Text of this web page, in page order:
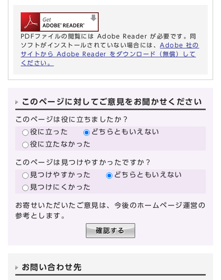
PDFファイルの閲覧には Adobe Reader が必要です。同
ソフトがインストールされていない場合には、 Adobe 社の
サイトから Adobe Reader をダウンロード（無償）して
ください。
このページに対してご意見をお聞かせください
このページは役に立ちましたか？
役に立った
どちらともいえない
役に立たなかった
このページは見つけやすかったですか？
見つけやすかった
どちらともいえない
見つけにくかった
お寄せいただいたご意見は、今後のホームページ運営の
参考とします。
お問い合わせ先